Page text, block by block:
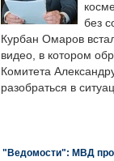
без
Курбан Омаров
видео, в котором
Комитета
разобраться в
"Ведомости": МВД